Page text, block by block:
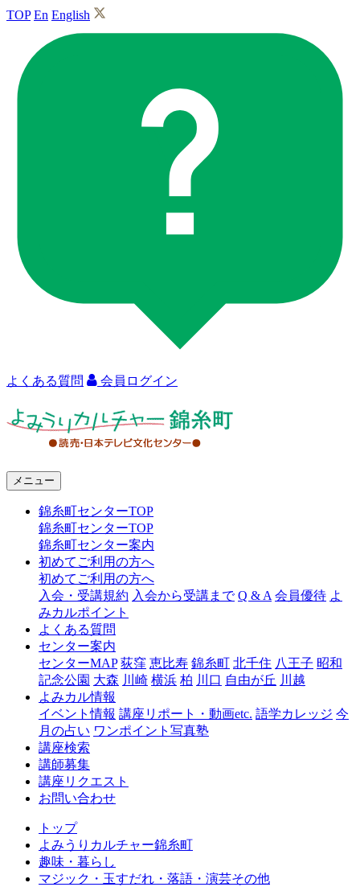
TOP En English
よくある質問 会員ログイン
ャ
糸
メニュー
錦糸町センターTOP
錦糸町センターTOP
錦糸町センター案内
初めてご利用の方へ
初めてご利用の方へ
入会・受講規約 入会から受講まで Q & A 会員優待 よ
みカルポイント
よくある質問
センター案内
センターMAP 荻窪 恵比寿 錦糸町 北千住 八王子 昭和
記念公園 大森 川崎 横浜 柏 川口 自由が丘 川越
よみカル情報
イベント情報 講座リポート・動画etc. 語学カレッジ 今
月の占い ワンポイント写真塾
講座検索
講師募集
講座リクエスト
お問い合わせ
トップ
よみうりカルチャー錦糸町
趣味・暮らし
マジック・玉すだれ・落語・演芸その他